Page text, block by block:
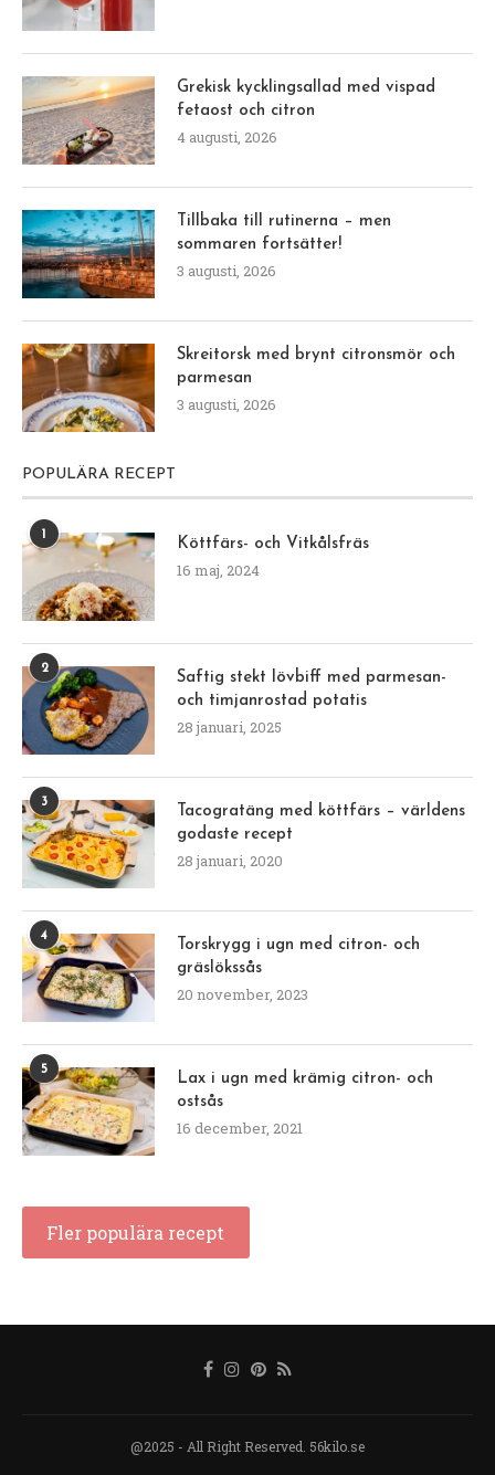
Grekisk kycklingsallad med vispad
fetaost och citron
4 augusti, 2026
Tillbaka till rutinerna – men
sommaren fortsätter!
3 augusti, 2026
Skreitorsk med brynt citronsmör och
parmesan
3 augusti, 2026
POPULÄRA RECEPT
1
Köttfärs- och Vitkålsfräs
16 maj, 2024
2
Saftig stekt lövbiff med parmesan-
och timjanrostad potatis
28 januari, 2025
3
Tacogratäng med köttfärs – världens
godaste recept
28 januari, 2020
4
Torskrygg i ugn med citron- och
gräslökssås
20 november, 2023
5
Lax i ugn med krämig citron- och
ostsås
16 december, 2021
Fler populära recept
@2025 - All Right Reserved. 56kilo.se